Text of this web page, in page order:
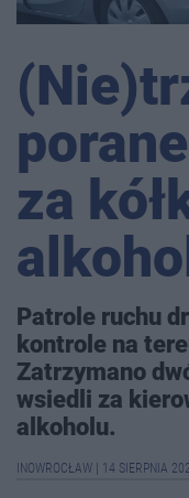
za
Patrole ruchu
kontrole na
Zatrzymano
wsiedli za
alkoholu.
INOWROCŁAW 14 SIERPNIA